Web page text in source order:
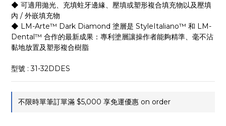
◆ 可適用拋光、充填蛀牙邊緣、壓填或塑形複合填充物以及壓填
內 / 外嵌填充物
◆ LM-Arte™ Dark Diamond 塗層是 StyleItaliano™ 和 LM-
Dental™ 合作的最新成果：專利塗層讓操作者能夠精準、毫不沾
黏地放置及塑形複合樹脂
型號 : 31-32DDES
不限時單筆訂單滿 $5,000 享免運優惠 on order